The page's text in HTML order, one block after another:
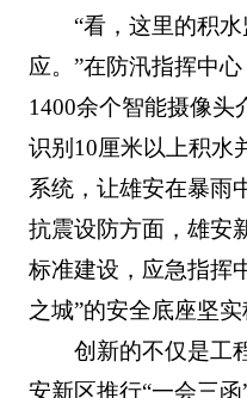
“看，这里的积
应。”在防汛指挥中
1400余个智能摄像头
识别10厘米以上积水
系统，让雄安在暴雨
抗震设防方面，雄
标准建设，应急指挥
之城”的安全底座坚实
创新的不仅是工
安新区推行“一会三